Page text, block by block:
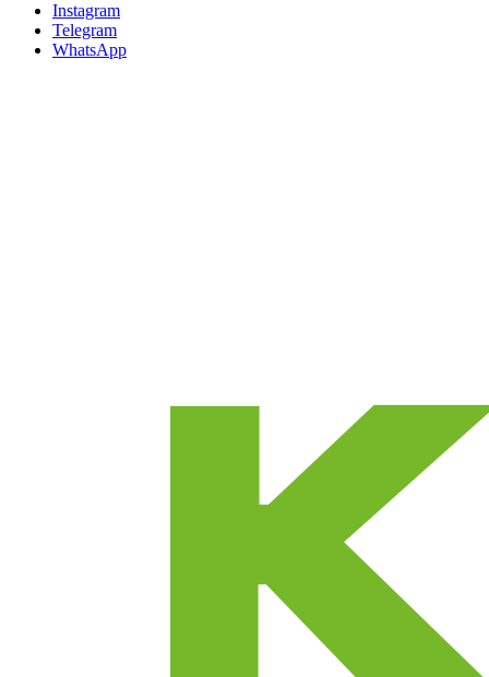
Instagram
Telegram
WhatsApp